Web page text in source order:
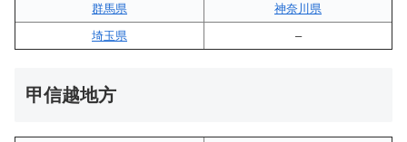
群馬県
神奈川県
埼玉県
–
甲信越地方